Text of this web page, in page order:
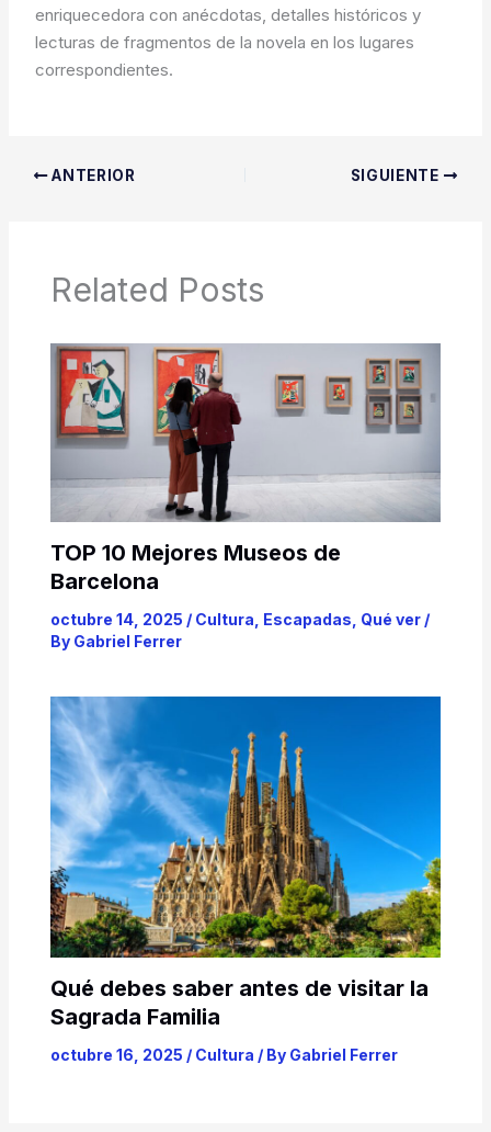
enriquecedora con anécdotas, detalles históricos y
lecturas de fragmentos de la novela en los lugares
correspondientes.
ANTERIOR SIGUIENTE
Related Posts
TOP 10 Mejores Museos de
Barcelona
octubre 14, 2025 / Cultura Escapadas Qué ver/
By Gabriel Ferrer
Qué debes saber antes de visitar la
Sagrada Familia
octubre 16, 2025 / Cultura / By Gabriel Ferrer